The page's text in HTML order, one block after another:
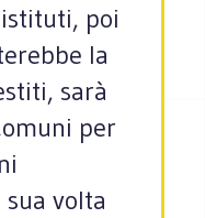
poi
la
sarà
per
volta